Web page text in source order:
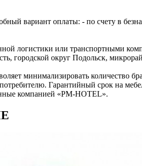
вариант оплаты: - по счету в
логистики или транспортными
городcкой округ Подольск,
минимализировать количество
Гарантийный срок на
компанией «PM-HOTEL».